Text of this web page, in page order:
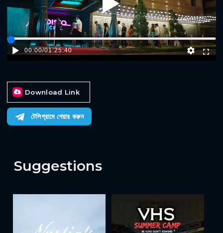
Play
00:00/01:25:40
Download Link
টেলিগ্রামে শেয়ার করুন
Suggestions